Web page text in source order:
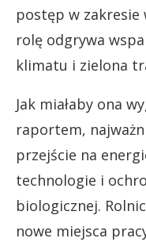
postęp w
rolę odgrywa
klimatu i zielona
Jak miałaby ona
raportem,
przejście na
technologie i
biologicznej.
nowe miejsca